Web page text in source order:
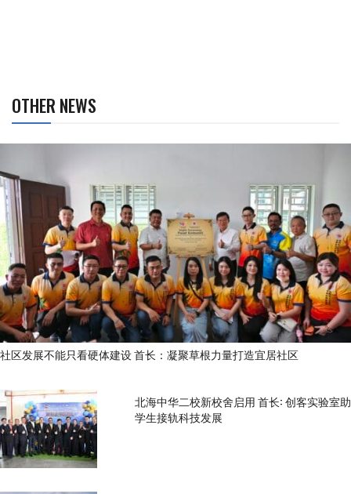
OTHER NEWS
社区发展不能只看硬体建设 首长：凝聚草根力量打造宜居社区
北海中华二校新校舍启用 首长: 创客实验室助
学生接轨科技发展